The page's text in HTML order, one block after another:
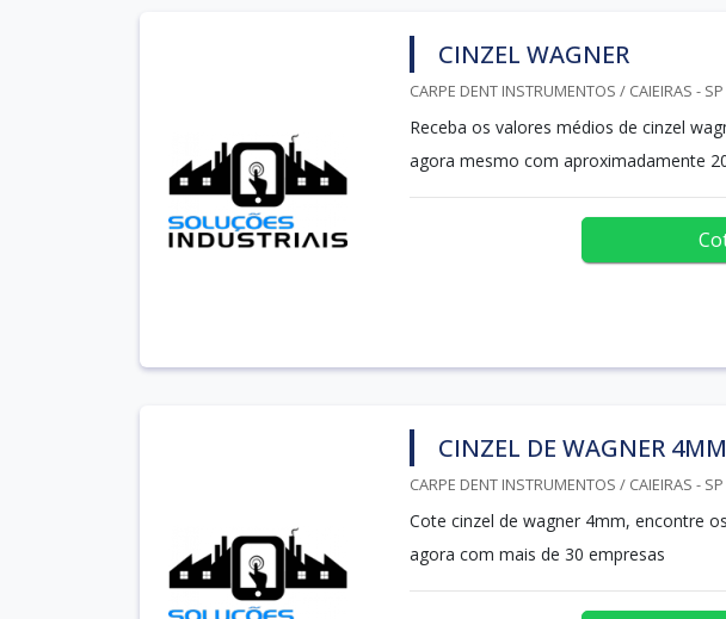
CINZEL WAGNER
CARPE DENT INSTRUMENTOS / CAIEIRAS - SP
Receba os valores médios de cinzel
agora mesmo com aproximadamente
CINZEL DE WAGNER 4MM
CARPE DENT INSTRUMENTOS / CAIEIRAS - SP
Cote cinzel de wagner 4mm, encontre
agora com mais de 30 empresas